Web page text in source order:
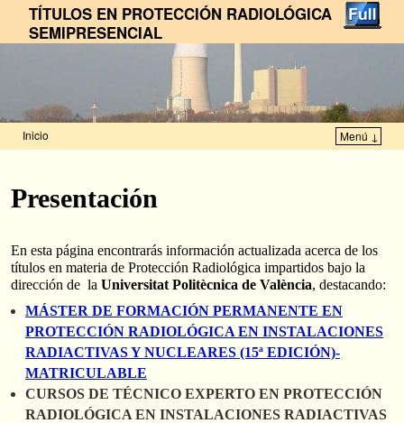
TÍTULOS EN PROTECCIÓN RADIOLÓGICA
SEMIPRESENCIAL
Inicio Menú ↓
Presentación
En esta página encontrarás información actualizada acerca de los
títulos en materia de Protección Radiológica impartidos bajo la
dirección de la Universitat Politècnica de València, destacando:
MÁSTER DE FORMACIÓN PERMANENTE EN
PROTECCIÓN RADIOLÓGICA EN INSTALACIONES
RADIACTIVAS Y NUCLEARES (15ª EDICIÓN)-
MATRICULABLE
CURSOS DE TÉCNICO EXPERTO EN PROTECCIÓN
RADIOLÓGICA EN INSTALACIONES RADIACTIVAS